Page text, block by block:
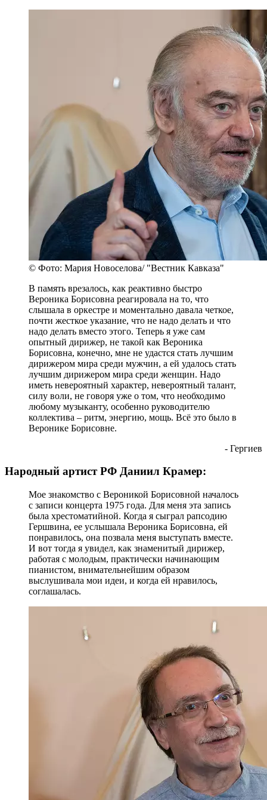
© Фото: Мария Новоселова/ "Вестник Кавказа"
В память врезалось, как реактивно быстро
Вероника Борисовна реагировала на то, что
слышала в оркестре и моментально давала четкое,
почти жесткое указание, что не надо делать и что
надо делать вместо этого. Теперь я уже сам
опытный дирижер, не такой как Вероника
Борисовна, конечно, мне не удастся стать лучшим
дирижером мира среди мужчин, а ей удалось стать
лучшим дирижером мира среди женщин. Надо
иметь невероятный характер, невероятный талант,
силу воли, не говоря уже о том, что необходимо
любому музыканту, особенно руководителю
коллектива – ритм, энергию, мощь. Всё это было в
Веронике Борисовне.
- Гергиев
Народный артист РФ Даниил Крамер:
Мое знакомство с Вероникой Борисовной началось
с записи концерта 1975 года. Для меня эта запись
была хрестоматийной. Когда я сыграл рапсодию
Гершвина, ее услышала Вероника Борисовна, ей
понравилось, она позвала меня выступать вместе.
И вот тогда я увидел, как знаменитый дирижер,
работая с молодым, практически начинающим
пианистом, внимательнейшим образом
выслушивала мои идеи, и когда ей нравилось,
соглашалась.